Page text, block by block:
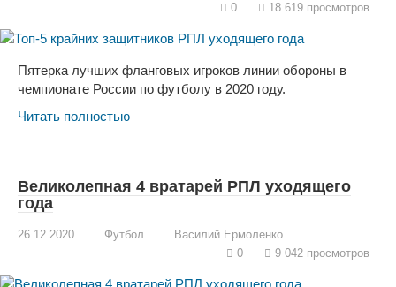
0
18 619 просмотров
Пятерка лучших фланговых игроков линии обороны в
чемпионате России по футболу в 2020 году.
Читать полностью
Великолепная 4 вратарей РПЛ уходящего
года
26.12.2020 Футбол
Василий Ермоленко
0
9 042 просмотров